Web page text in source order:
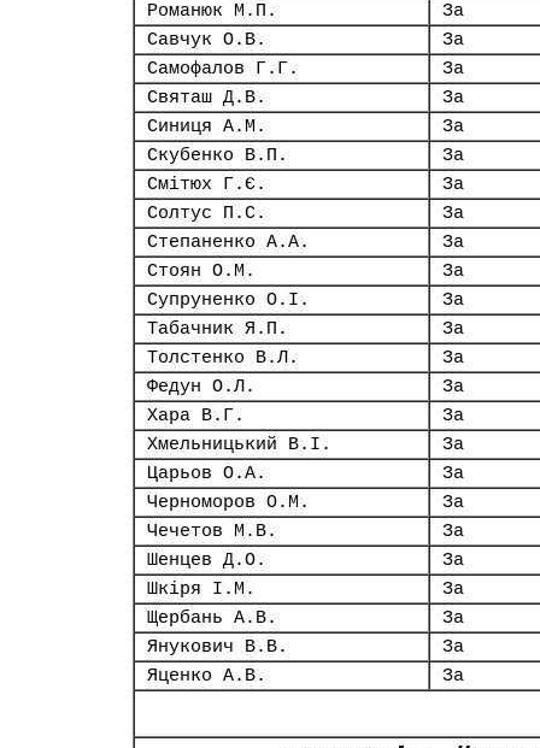
Романюк М.П.
За
Савчук О.В.
За
Самофалов Г.Г.
За
Святаш Д.В.
За
Синиця А.М.
За
Скубенко В.П.
За
Смітюх Г.Є.
За
Солтус П.С.
За
Степаненко А.А.
За
Стоян О.М.
За
Супруненко О.І.
За
Табачник Я.П.
За
Толстенко В.Л.
За
Федун О.Л.
За
Хара В.Г.
За
Хмельницький В.І.
За
Царьов О.А.
За
Черноморов О.М.
За
Чечетов М.В.
За
Шенцев Д.О.
За
Шкіря І.М.
За
Щербань А.В.
За
Янукович В.В.
За
Яценко А.В.
За